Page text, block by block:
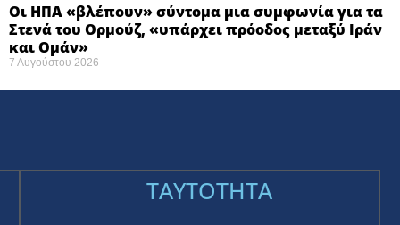
Οι ΗΠΑ «βλέπουν» σύντομα μια συμφωνία για τα
Στενά του Ορμούζ, «υπάρχει πρόοδος μεταξύ Ιράν
και Ομάν»
7 Αυγούστου 2026
TAYTOTHTA